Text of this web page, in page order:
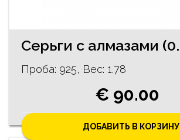
Проба: 925, Bес: 1.78
€ 90.00
ДОБАВИТЬ В КОРЗИНУ